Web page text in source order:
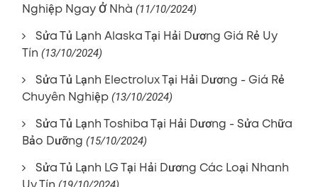
Nghiệp Ngay Ở Nhà (11/10/2024)
Sửa Tủ Lạnh Alaska Tại Hải Dương Giá Rẻ Uy
Tín (13/10/2024)
Sửa Tủ Lạnh Electrolux Tại Hải Dương - Giá Rẻ
Chuyên Nghiệp (13/10/2024)
Sửa Tủ Lạnh Toshiba Tại Hải Dương - Sửa Chữa
Bảo Dưỡng (15/10/2024)
Sửa Tủ Lạnh LG Tại Hải Dương Các Loại Nhanh